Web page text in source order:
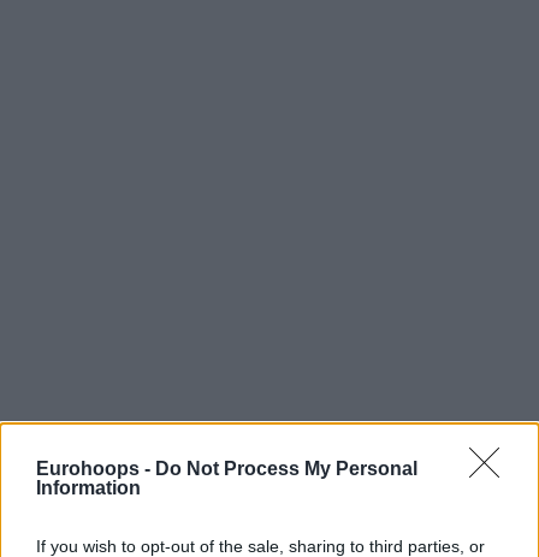
Eurohoops - Do Not Process My Personal
Information
If you wish to opt-out of the sale, sharing to third parties, or